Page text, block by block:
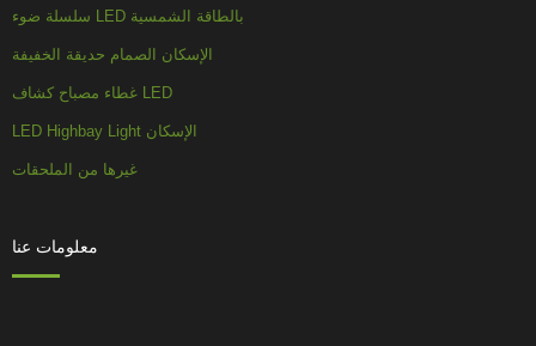
سلسلة ضوء LED بالطاقة الشمسية
الإسكان الصمام حديقة الخفيفة
غطاء مصباح كشاف LED
LED Highbay Light الإسكان
غيرها من الملحقات
معلومات عنا